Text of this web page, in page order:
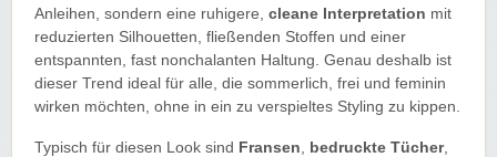
Anleihen, sondern eine ruhigere, cleane Interpretation mit
reduzierten Silhouetten, fließenden Stoffen und einer
entspannten, fast nonchalanten Haltung. Genau deshalb ist
dieser Trend ideal für alle, die sommerlich, frei und feminin
wirken möchten, ohne in ein zu verspieltes Styling zu kippen.
Typisch für diesen Look sind Fransen bedruckte Tücher,